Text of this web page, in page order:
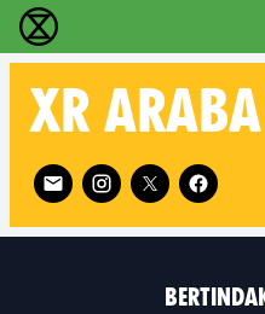
Extinction Rebellion
XR ARABA
Follow XR Araba on